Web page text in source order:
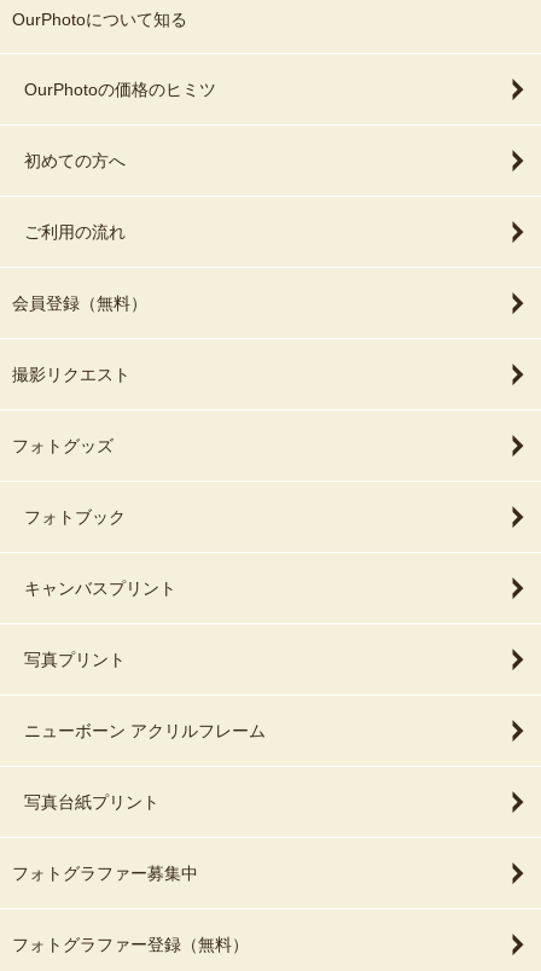
OurPhotoについて知る
OurPhotoの価格のヒミツ
初めての方へ
ご利用の流れ
会員登録（無料）
撮影リクエスト
フォトグッズ
フォトブック
キャンバスプリント
写真プリント
ニューボーン アクリルフレーム
写真台紙プリント
フォトグラファー募集中
フォトグラファー登録（無料）